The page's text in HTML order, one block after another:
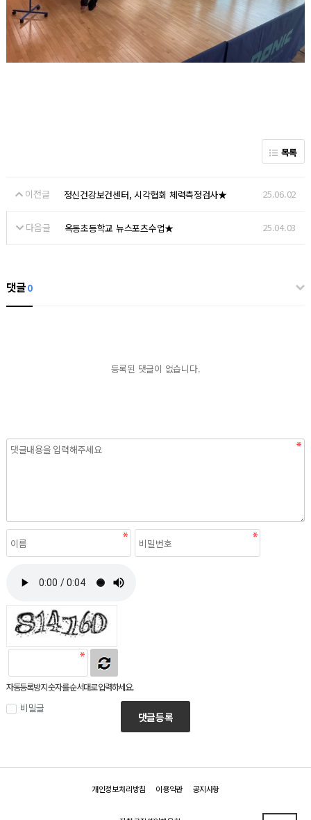
목록
이전글 정신건강보건센터, 시각협회 체력측정검사★ 25.06.02
다음글 옥동초등학교 뉴스포츠수업★ 25.04.03
댓글0
등록된 댓글이 없습니다.
자동등록방지 숫자를 순서대로 입력하세요.
비밀글
댓글등록
개인정보처리방침 이용약관 공지사항